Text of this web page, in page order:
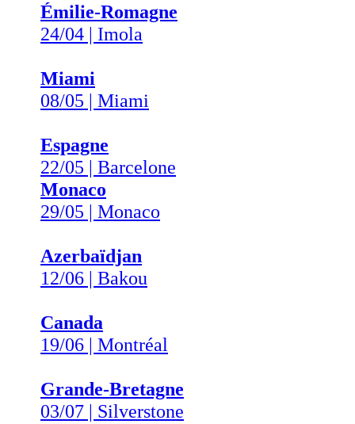
Émilie-Romagne
24/04 | Imola
Miami
08/05 | Miami
Espagne
22/05 | Barcelone
Monaco
29/05 | Monaco
Azerbaïdjan
12/06 | Bakou
Canada
19/06 | Montréal
Grande-Bretagne
03/07 | Silverstone